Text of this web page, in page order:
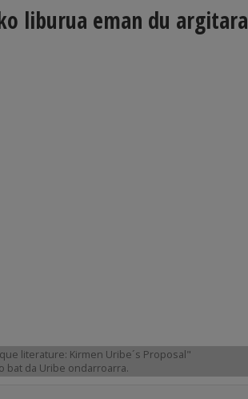
liburua eman du argitara
literature: Kirmen Uribe´s Proposal"
bat da Uribe ondarroarra.